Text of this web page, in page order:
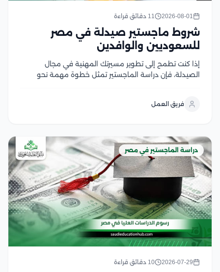
2026-08-01 11 دقائق قراءة
شروط ماجستير صيدلة في مصر
للسعوديين والوافدين
إذا كنت تطمح إلى تطوير مسيرتك المهنية في مجال
الصيدلة، فإن دراسة الماجستير تمثل خطوة مهمة نحو
القبول، والوثائق المطلوبة، وآلية التسجيل في الجامعات...
فريق العمل
دراسة الماجستير في مصر
2026-07-29 10 دقائق قراءة